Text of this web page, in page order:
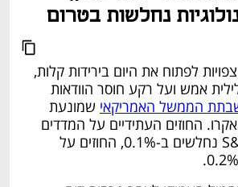
נחלשות בטרום
אחרי הנעילה השלילית אמש ועל רקע חוסר הוודאות
הממשל האמריקאי
שמונעת
דאו ג'ונס ו-S&P 500 נחלשים ב-0.1%, החוזים על